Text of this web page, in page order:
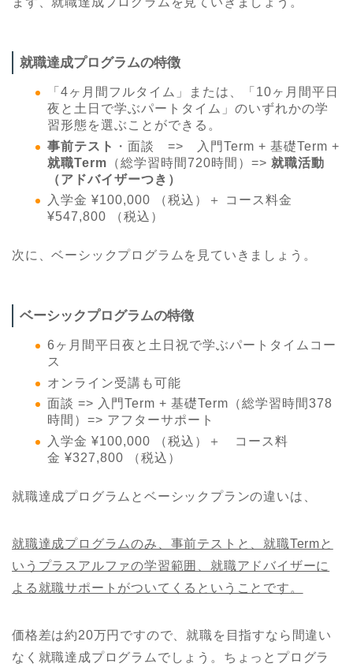
就職達成プログラムの特徴
「4ヶ月間フルタイム」または、「10ヶ月間平日
夜と土日で学ぶパートタイム」のいずれかの学
習形態を選ぶことができる。
事前テスト
・面談 => 入門Term + 基礎Term +
就職Term （総学習時間720時間）=> 就職活動
（アドバイザーつき）
入学金 ¥100,000 （税込）＋ コース料金
¥547,800 （税込）
次に、ベーシックプログラムを見ていきましょう。
ベーシックプログラムの特徴
6ヶ月間平日夜と土日祝で学ぶパートタイムコー
ス
オンライン受講も可能
面談 => 入門Term + 基礎Term（総学習時間378
時間）=> アフターサポート
入学金 ¥100,000
（税込）＋ コース料
金 ¥327,800 （税込）
就職達成プログラムとベーシックプランの違いは、
就職達成プログラムのみ、事前テストと、就職Termと
いうプラスアルファの学習範囲、就職アドバイザーに
よる就職サポートがついてくるということです。
価格差は約20万円ですので、就職を目指すなら間違い
なく就職達成プログラムでしょう。ちょっとプログラ